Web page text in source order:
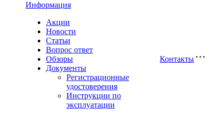
Информация
Акции
Новости
Статьи
Вопрос ответ
Обзоры
Документы
Регистрационные
удостоверения
Инструкции по
эксплуатации
Контакты